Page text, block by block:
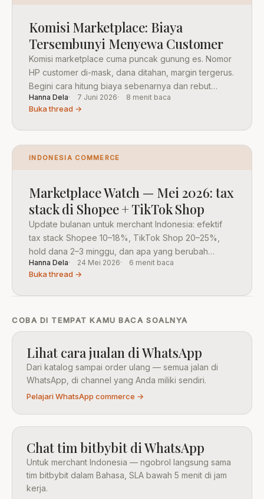
Komisi Marketplace: Biaya
Tersembunyi Menyewa Customer
Komisi marketplace cuma puncak gunung es. Nomor
HP customer di-mask, dana ditahan, margin tergerus.
Begini cara hitung biaya sebenarnya dan rebut
kembali relasinya.
Hanna Dela 7 Juni 2026 8 menit baca
Buka thread →
INDONESIA COMMERCE
Marketplace Watch — Mei 2026: tax
stack di Shopee + TikTok Shop
Update bulanan untuk merchant Indonesia: efektif
tax stack Shopee 10–18%, TikTok Shop 20–25%,
hold dana 2–3 minggu, dan apa yang berubah
pasca-Lebaran.
Hanna Dela 24 Mei 2026 6 menit baca
Buka thread →
COBA DI TEMPAT KAMU BACA SOALNYA
Lihat cara jualan di WhatsApp
Dari katalog sampai order ulang — semua jalan di
WhatsApp, di channel yang Anda miliki sendiri.
Pelajari WhatsApp commerce →
Chat tim bitbybit di WhatsApp
Untuk merchant Indonesia — ngobrol langsung sama
tim bitbybit dalam Bahasa, SLA bawah 5 menit di jam
kerja.